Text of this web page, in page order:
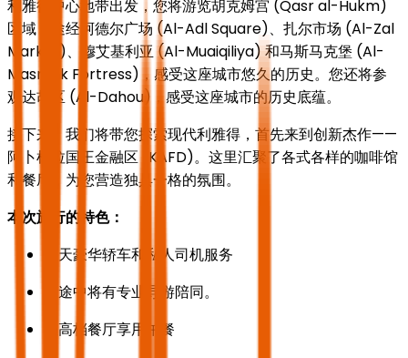
利雅得中心地带出发，您将游览胡克姆宫 (Qasr al-Hukm)
区域，途经阿德尔广场 (Al-Adl Square)、扎尔市场 (Al-Zal
Market)、穆艾基利亚 (Al-Muaiqiliya) 和马斯马克堡 (Al-
Masmak Fortress)，感受这座城市悠久的历史。您还将参
观达胡区 (Al-Dahou)，感受这座城市的历史底蕴。
接下来，我们将带您探索现代利雅得，首先来到创新杰作——
阿卜杜拉国王金融区 (KAFD)。这里汇聚了各式各样的咖啡馆
和餐厅，为您营造独具一格的氛围。
本次旅行的特色：
全天豪华轿车和私人司机服务
旅途中将有专业导游陪同。
在高档餐厅享用午餐